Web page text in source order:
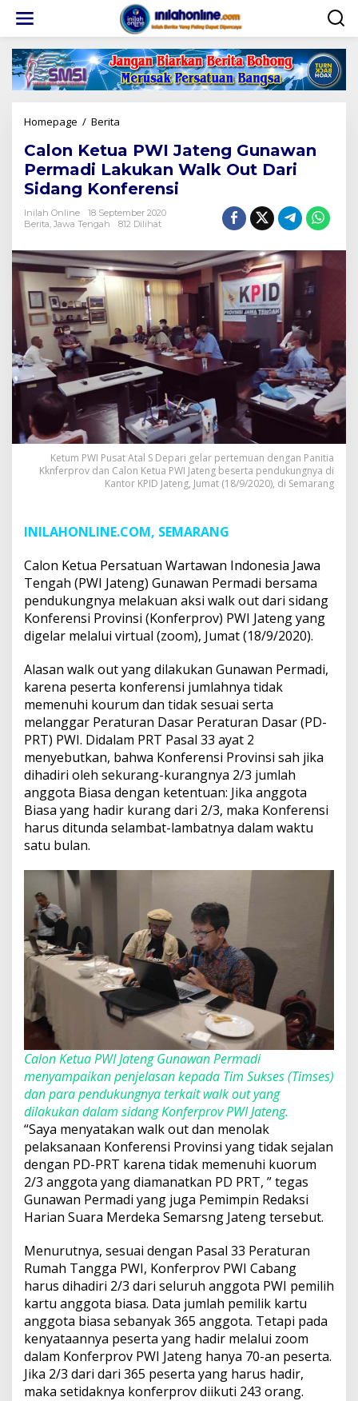
konten
Homepage / Berita
PWI
Jateng
Gunawan
Permadi
Lakukan
Walk
Dari
Sidang
Konferensi
Calon Ketua PWI Jateng Gunawan
Permadi Lakukan Walk Out Dari
Sidang Konferensi
Inilah Online
18 September 2020
Berita Jawa Tengah 812 Dilihat
Ketum PWI Pusat Atal S Depari gelar pertemuan dengan Panitia
Kknferprov dan Calon Ketua PWI Jateng beserta pendukungnya di
Kantor KPID Jateng, Jumat (18/9/2020), di Semarang
INILAHONLINE.COM, SEMARANG
Calon Ketua Persatuan Wartawan Indonesia Jawa
Tengah (PWI Jateng) Gunawan Permadi bersama
pendukungnya melakuan aksi walk out dari sidang
Konferensi Provinsi (Konferprov) PWI Jateng yang
digelar melalui virtual (zoom), Jumat (18/9/2020).
Alasan walk out yang dilakukan Gunawan Permadi,
karena peserta konferensi jumlahnya tidak
memenuhi kourum dan tidak sesuai serta
melanggar Peraturan Dasar Peraturan Dasar (PD-
PRT) PWI. Didalam PRT Pasal 33 ayat 2
menyebutkan, bahwa Konferensi Provinsi sah jika
dihadiri oleh sekurang-kurangnya 2/3 jumlah
anggota Biasa dengan ketentuan: Jika anggota
Biasa yang hadir kurang dari 2/3, maka Konferensi
harus ditunda selambat-lambatnya dalam waktu
satu bulan.
Calon Ketua PWI Jateng Gunawan Permadi
menyampaikan penjelasan kepada Tim Sukses (Timses)
dan para pendukungnya terkait walk out yang
dilakukan dalam sidang Konferprov PWI Jateng.
“Saya menyatakan walk out dan menolak
pelaksanaan Konferensi Provinsi yang tidak sejalan
dengan PD-PRT karena tidak memenuhi kuorum
2/3 anggota yang diamanatkan PD PRT, ” tegas
Gunawan Permadi yang juga Pemimpin Redaksi
Harian Suara Merdeka Semarsng Jateng tersebut.
Menurutnya, sesuai dengan Pasal 33 Peraturan
Rumah Tangga PWI, Konferprov PWI Cabang
harus dihadiri 2/3 dari seluruh anggota PWI pemilih
kartu anggota biasa. Data jumlah pemilik kartu
anggota biasa sebanyak 365 anggota. Tetapi pada
kenyataannya peserta yang hadir melalui zoom
dalam Konferprov PWI Jateng hanya 70-an peserta.
Jika 2/3 dari dari 365 peserta yang harus hadir,
maka setidaknya konferprov diikuti 243 orang.